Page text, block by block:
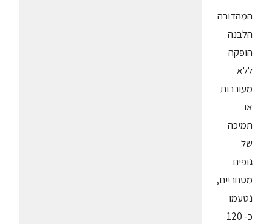
המהדורה
הלבנה
הופקה
ללא
מעורבות
או
תמיכה
של
גופים
מסחריים,
נטעמו
כ- 120